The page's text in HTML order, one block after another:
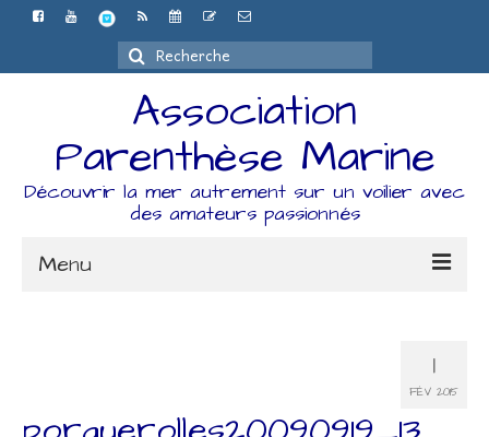
Rechercher
:
Association
Parenthèse Marine
Découvrir la mer autrement sur un voilier avec
des amateurs passionnés
Menu
Espace Adhérents
1
FÉV 2015